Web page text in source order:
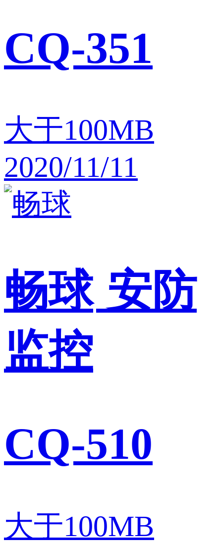
CQ-351
大于100MB
2020/11/11
畅球 安防
监控
CQ-510
大于100MB